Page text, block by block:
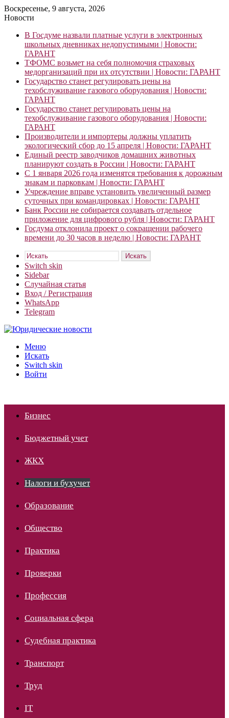
Воскресенье, 9 августа, 2026
Новости
В Госдуме назвали платные услуги в электронных
школьных дневниках недопустимыми | Новости:
ГАРАНТ
ТФОМС возьмет на себя полномочия страховых
медорганизаций при их отсутствии | Новости: ГАРАНТ
Государство станет регулировать цены на
техобслуживание газового оборудования | Новости:
ГАРАНТ
Государство станет регулировать цены на
техобслуживание газового оборудования | Новости:
ГАРАНТ
Производители и импортеры должны уплатить
экологический сбор до 15 апреля | Новости: ГАРАНТ
Единый реестр заводчиков домашних животных
планируют создать в России | Новости: ГАРАНТ
С 1 января 2026 года изменятся требования к дорожным
знакам и парковкам | Новости: ГАРАНТ
Учреждение вправе установить увеличенный размер
суточных при командировках | Новости: ГАРАНТ
Банк России не собирается создавать отдельное
приложение для цифрового рубля | Новости: ГАРАНТ
Госдума отклонила проект о сокращении рабочего
времени до 30 часов в неделю | Новости: ГАРАНТ
Искать
Switch skin
Sidebar
Случайная статья
Вход / Регистрация
WhatsApp
Telegram
Меню
Искать
Switch skin
Войти
Бизнес
Бюджетный учет
ЖКХ
Налоги и бухучет
Образование
Общество
Практика
Проверки
Профессия
Социальная сфера
Судебная практика
Транспорт
Труд
IT